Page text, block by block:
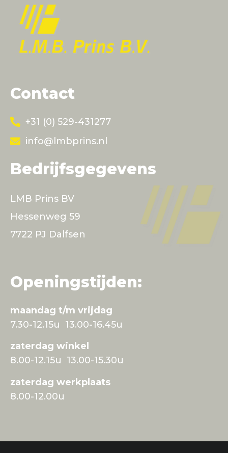
Contact
+31 (0) 529-431277
info@lmbprins.nl
Bedrijfsgegevens
LMB Prins BV
Hessenweg 59
7722 PJ Dalfsen
Openingstijden:
maandag t/m vrijdag
7.30-12.15u 13.00-16.45u
zaterdag winkel
8.00-12.15u 13.00-15.30u
zaterdag werkplaats
8.00-12.00u